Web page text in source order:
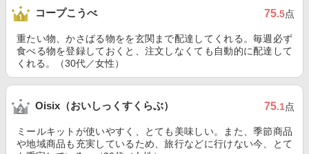
コープこうべ 75.5点
重たい物、かさばる物をを玄関まで配達してくれる。毎週必ず
食べる物を登録しておくと、注文しなくても自動的に配達して
くれる。（30代／女性）
Oisix（おいしっくすくらぶ） 75.1点
ミールキットが使いやすく、とても美味しい。また、季節商品
や地域商品も充実しているため、旅行などに行けない今、とて